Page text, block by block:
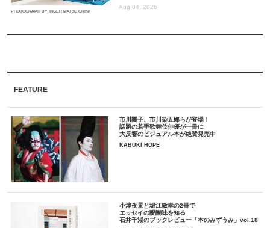
PHOTOGRAPH BY INGER MARIE GRINI
Aug 04, 2026
FEATURE
市川團子、市川染五郎らが登場！
話題の若手歌舞伎俳優が一冊に
大反響のビジュアル本が絶賛発売中
KABUKI HOPE
小津夜景と堀江敏幸の2冊で
エッセイの醍醐味を知る
石井千湖のブックレビュー「本のみずうみ」vol.18